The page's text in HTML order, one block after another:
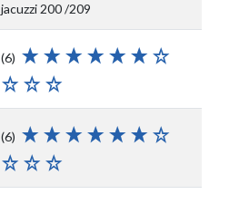
jacuzzi 200 /209
(6)
(6)